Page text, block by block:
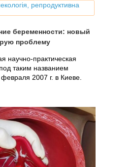
репродуктивна
беременности: новый
проблему
научно-практическая
таким названием
2007 г. в Киеве.